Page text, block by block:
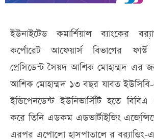
ইউনাইটেড কমার্শিয়াল ব্যাংকের
কর্পোরেট আফেয়ার্স বিভাগের
প্রেসিডেন্ট সৈয়দ আশিক মোহাম্মদ এর
আশিক মোহাম্মদ ১৩ বছর যাবত
ইন্ডিপেনডেন্ট ইউনিভার্সিটি হতে
করে তিনি এডকম এডভার্টাইজিং
এরপর এপোলো হাসপাতালে র ব্র‍্যান্ডিং-